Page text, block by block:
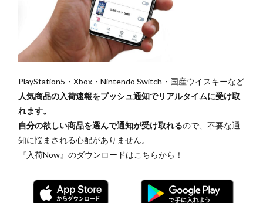
PlayStation5・Xbox・Nintendo Switch・国産ウイスキーなど
人気商品の入荷速報をプッシュ通知でリアルタイムに受け取
れます。
自分の欲しい商品を選んで通知が受け取れるので、不要な通
知に悩まされる心配がありません。
『入荷Now』のダウンロードはこちらから！